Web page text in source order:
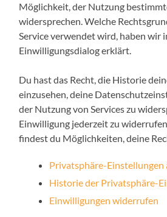
Möglichkeit, der Nutzung
widersprechen. Welche
Service verwendet wird, haben wir
Einwilligungsdialog erklärt.
Du hast das Recht, die Historie
einzusehen, deine
der Nutzung von Services zu
Einwilligung jederzeit zu
findest du Möglichkeiten, deine
Privatsphäre-Einstellungen
Historie der Privatsphäre-
Einwilligungen widerrufen